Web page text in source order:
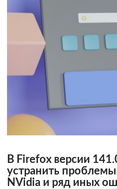
В Firefox версии
устранить
NVidia и ряд иных